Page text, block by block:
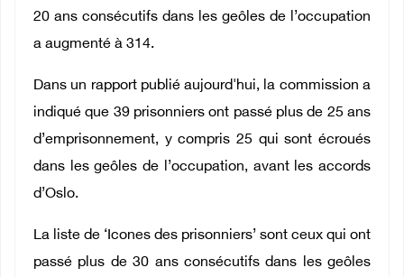
20 ans consécutifs dans les geôles de l’occupation
a augmenté à 314.
Dans un rapport publié aujourd'hui, la commission a
indiqué que 39 prisonniers ont passé plus de 25 ans
d’emprisonnement, y compris 25 qui sont écroués
dans les geôles de l’occupation, avant les accords
d’Oslo.
La liste de ‘Icones des prisonniers’ sont ceux qui ont
passé plus de 30 ans consécutifs dans les geôles